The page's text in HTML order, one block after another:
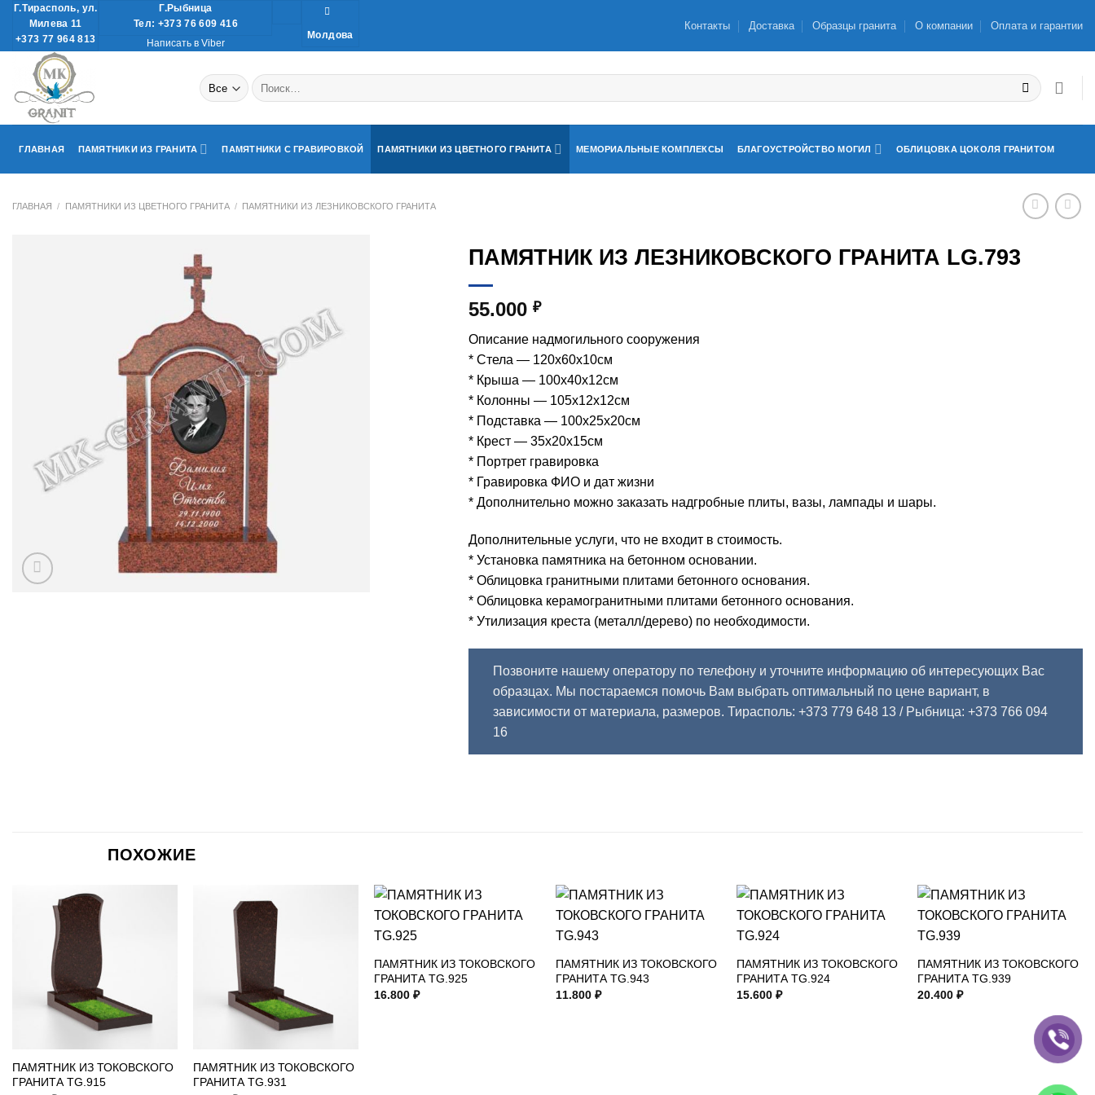
Skip
content
Г.Тирасполь, ул.
Милева 11
+373 77 964 813
Г.Рыбница
Тел: +373 76 609 416
Написать в Viber
Молдова
Контакты Доставка Образцы гранита О компании Оплата и гарантии
Искать:
ГЛАВНАЯ ПАМЯТНИКИ ИЗ ГРАНИТА ПАМЯТНИКИ С ГРАВИРОВКОЙ ПАМЯТНИКИ ИЗ ЦВЕТНОГО ГРАНИТА МЕМОРИАЛЬНЫЕ КОМПЛЕКСЫ БЛАГОУСТРОЙСТВО МОГИЛ ОБЛИЦОВКА ЦОКОЛЯ ГРАНИТОМ
ГЛАВНАЯ / ПАМЯТНИКИ ИЗ ЦВЕТНОГО ГРАНИТА / ПАМЯТНИКИ ИЗ ЛЕЗНИКОВСКОГО ГРАНИТА
ПАМЯТНИК ИЗ ЛЕЗНИКОВСКОГО ГРАНИТА LG.793
55.000 ₽
Описание надмогильного сооружения
* Стела — 120х60х10см
* Крыша — 100х40х12см
* Колонны — 105х12х12см
* Подставка — 100х25х20см
* Крест — 35х20х15см
* Портрет гравировка
* Гравировка ФИО и дат жизни
* Дополнительно можно заказать надгробные плиты, вазы, лампады и шары.
Дополнительные услуги, что не входит в стоимость.
* Установка памятника на бетонном основании.
* Облицовка гранитными плитами бетонного основания.
* Облицовка керамогранитными плитами бетонного основания.
* Утилизация креста (металл/дерево) по необходимости.
Позвоните нашему оператору по телефону и уточните информацию об интересующих Вас
образцах. Мы постараемся помочь Вам выбрать оптимальный по цене вариант, в
зависимости от материала, размеров. Тирасполь: +373 779 648 13 / Рыбница: +373 766 094
16
ПОХОЖИЕ
ПАМЯТНИК ИЗ ТОКОВСКОГО
ГРАНИТА TG.915
ПАМЯТНИК ИЗ ТОКОВСКОГО
ГРАНИТА TG.931
ПАМЯТНИК ИЗ ТОКОВСКОГО
ГРАНИТА TG.925
16.800₽
ПАМЯТНИК ИЗ ТОКОВСКОГО
ГРАНИТА TG.943
11.800 ₽
ПАМЯТНИК ИЗ ТОКОВСКОГО
ГРАНИТА TG.924
15.600₽
ПАМЯТНИК ИЗ ТОКОВСКОГО
ГРАНИТА TG.939
20.400₽